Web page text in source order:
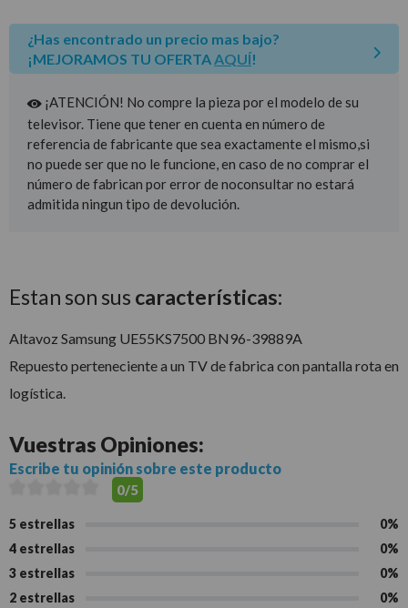
¿Has encontrado un precio mas bajo?
¡MEJORAMOS TU OFERTA AQUÍ!
¡ATENCIÓN! No compre la pieza por el modelo de su
televisor. Tiene que tener en cuenta en número de
referencia de fabricante que sea exactamente el mismo,si
no puede ser que no le funcione, en caso de no comprar el
número de fabrican por error de noconsultar no estará
admitida ningun tipo de devolución.
Estan son sus características:
Altavoz Samsung UE55KS7500 BN96-39889A
Repuesto perteneciente a un TV de fabrica con pantalla rota en
logística.
Vuestras Opiniones:
Escribe tu opinión sobre este producto
0/5
5 estrellas
0%
4 estrellas
0%
3 estrellas
0%
2 estrellas
0%